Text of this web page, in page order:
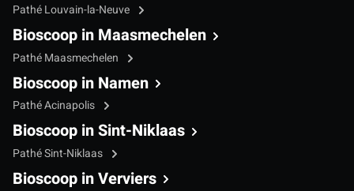
Pathé Louvain-la-Neuve
Bioscoop in Maasmechelen
Pathé Maasmechelen
Bioscoop in Namen
Pathé Acinapolis
Bioscoop in Sint-Niklaas
Pathé Sint-Niklaas
Bioscoop in Verviers